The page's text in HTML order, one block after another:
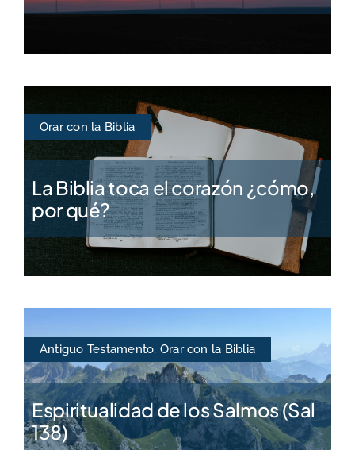
Orar con la Biblia
La Biblia toca el corazón ¿cómo,
por qué?
Antiguo Testamento, Orar con la Biblia
Espiritualidad de los Salmos (Sal
138)